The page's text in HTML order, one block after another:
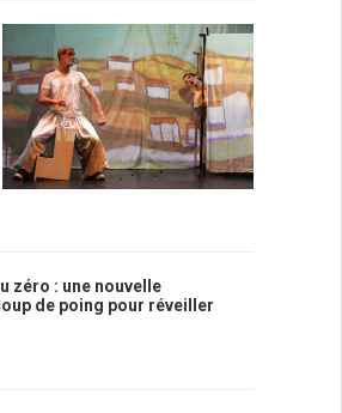
zéro : une nouvelle
de poing pour réveiller